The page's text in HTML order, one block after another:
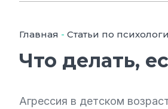
Главная - Статьи по
Что делать,
Агрессия в детском